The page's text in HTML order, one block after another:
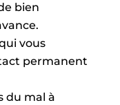
bien
vous
permanent
du mal à